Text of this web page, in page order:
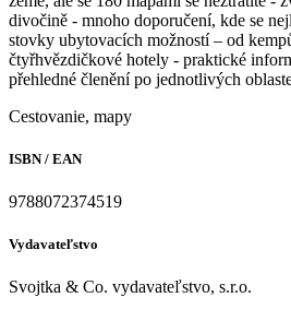
divočině - mnoho doporučení, kde se
stovky ubytovacích možností – od
čtyřhvězdičkové hotely - praktické
přehledné členění po jednotlivých
Cestovanie, mapy
ISBN / EAN
9788072374519
Vydavateľstvo
Svojtka & Co. vydavateľstvo, s.r.o.